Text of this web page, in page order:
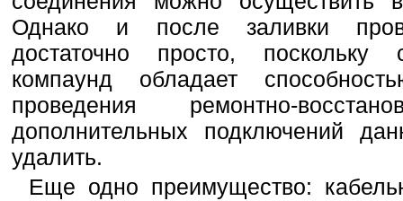
Однако и после заливки
достаточно просто, поскольку
компаунд обладает
проведения ремонтно-
дополнительных подключений
удалить.
Еще одно преимущество: